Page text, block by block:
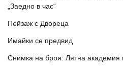
„Заедно в час“
Пейзаж с Двореца
Имайки се предвид
Снимка на броя: Лятна академия